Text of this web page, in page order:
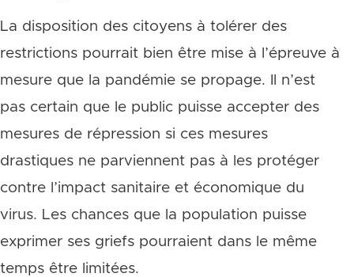
La disposition des citoyens à tolérer des
restrictions pourrait bien être mise à l’épreuve à
mesure que la pandémie se propage. Il n’est
pas certain que le public puisse accepter des
mesures de répression si ces mesures
drastiques ne parviennent pas à les protéger
contre l’impact sanitaire et économique du
virus. Les chances que la population puisse
exprimer ses griefs pourraient dans le même
temps être limitées.